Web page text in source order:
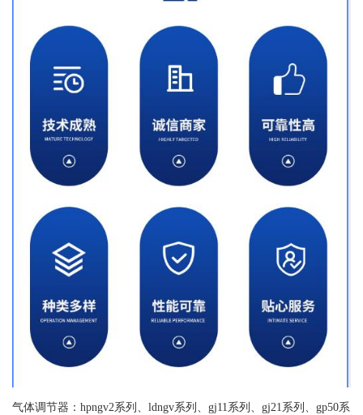
气体调节器：hpngv2系列、ldngv系列、gj11系列、gj21系列、gp50系